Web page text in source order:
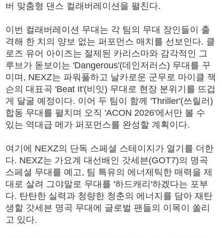
버 맞춤형 댄스 컬래버레이션을 펼친다.
이번 컬래버레이션 무대는 각 팀의 무대 장인들이 출
격해 한 치의 양보 없는 퍼포먼스 매치를 선보인다. 클
로즈 유어 아이즈는 절제된 카리스마와 감각적인 그
루브가 돋보이는 'Dangerous'(데인저러스) 무대를 꾸
미며, NEXZ는 파워풀하고 날카로운 군무로 마이클 잭
슨의 대표곡 'Beat It'(비잇) 무대로 현장 분위기를 뜨겁
게 달굴 예정이다. 이어 두 팀이 함께 'Thriller'(쓰릴러)
합동 무대를 펼치며 오직 'ACON 2026'에서만 볼 수
있는 역대급 메가 퍼포먼스를 완성할 계획이다.
여기에 NEXZ의 단독 스페셜 스테이지가 열기를 더한
다. NEXZ는 가요계 대선배인 갓세븐(GOT7)의 명곡
스페셜 무대를 예고, 팀 특유의 에너제틱한 매력을 제
대로 살려 그야말로 무대를 '하드캐리'하겠다는 포부
다. 탄탄한 실력과 청량한 청춘의 에너지를 담아 재탄
생할 갓세븐 명곡 무대에 글로벌 팬들의 이목이 쏠리
고 있다.